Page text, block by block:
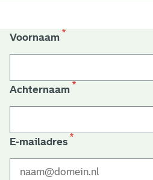
a
a
k
Voornaam
Achternaam
E-mailadres